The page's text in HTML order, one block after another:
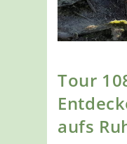
Tour
aufs